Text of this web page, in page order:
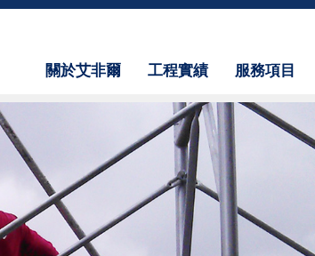
關於艾非爾 工程實績
Results
服務項目
Service